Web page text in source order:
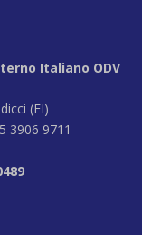
Italiano ODV
(FI)
3906 9711